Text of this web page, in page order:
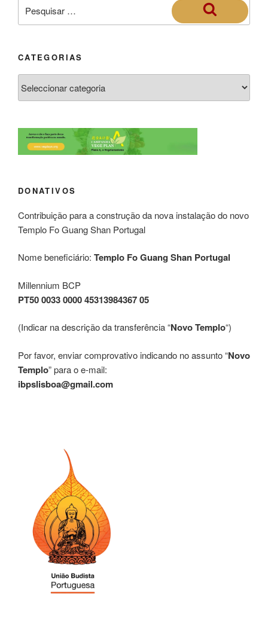
CATEGORIAS
DONATIVOS
Contribuição para a construção da nova instalação do novo
Templo Fo Guang Shan Portugal
Nome beneficiário: Templo Fo Guang Shan Portugal
Millennium BCP
PT50 0033 0000 45313984367 05
(Indicar na descrição da transferência “Novo Templo“)
Por favor, enviar comprovativo indicando no assunto “Novo
Templo” para o e-mail:
ibpslisboa@gmail.com